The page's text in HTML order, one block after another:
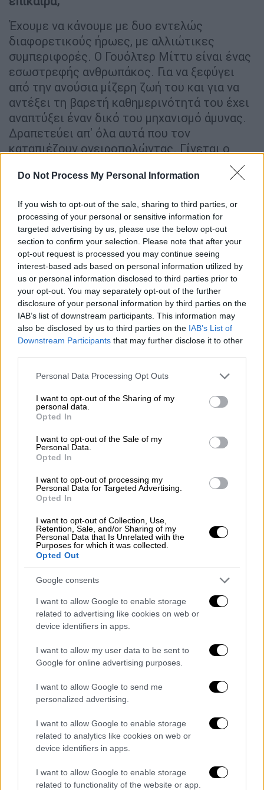
Do Not Process My Personal Information
If you wish to opt-out of the sale, sharing to third parties, or
processing of your personal or sensitive information for
targeted advertising by us, please use the below opt-out
section to confirm your selection. Please note that after your
opt-out request is processed you may continue seeing
interest-based ads based on personal information utilized by
us or personal information disclosed to third parties prior to
your opt-out. You may separately opt-out of the further
disclosure of your personal information by third parties on the
IAB’s list of downstream participants. This information may
also be disclosed by us to third parties on the IAB’s List of
Downstream Participants that may further disclose it to other
Please note that this website/app uses one or more Google
not limited to your visit or usage behaviour. You may click to
grant or deny consent to Google and its third-party tags to
use your data for below specified purposes in below Google
consent section.
Personal Data Processing Opt Outs
I want to opt-out of the Sharing of my
personal data.
Opted In
I want to opt-out of the Sale of my
Personal Data.
Opted In
I want to opt-out of processing my
Personal Data for Targeted Advertising.
Opted In
I want to opt-out of Collection, Use,
Retention, Sale, and/or Sharing of my
Personal Data that Is Unrelated with the
Purposes for which it was collected.
Opted Out
Google consents
I want to allow Google to enable storage
related to advertising like cookies on web or
device identifiers in apps.
I want to allow my user data to be sent to
Google for online advertising purposes.
I want to allow Google to send me
personalized advertising.
I want to allow Google to enable storage
related to analytics like cookies on web or
device identifiers in apps.
I want to allow Google to enable storage
related to functionality of the website or app.
Έχουμε να κάνουμε με δυο εντελώς
διαφορετικούς ήρωες, με αλλιώτικες
συμπεριφορές. Ο Γουόλτερ Μίττυ είναι ένας
εσωστρεφής ανθρωπάκος. Για να ξεφύγει
από την ανούσια μίζερη ζωή του και για να
αντέξει τη βαρετή καθημερινότητά του έχει
αναπτύξει έναν δικό του μηχανισμό άμυνας.
Δραπετεύει απ' όλα αυτά που τον
καταπιέζουν ονειροπολώντας. Γίνεται ο
ήρωας των ονειροπολήσεών του και στις
ονειροπολήσεις του καταφέρνει τα
αναζητάμε τρόπους για να ξεφύγουμε από
την καταπίεση της καθημερινότητας… Ο
Δήμαρχος είναι ένας εξωστρεφής
χαρακτήρας. Ανθρωπάκος κι αυτός που
παραζαλισμένος από την γλύκα της εξουσίας
ξεχνάει ποιο είναι το πραγματικό του
μέγεθος. Θεωρεί τον εαυτό του σπουδαίο
πολιτικάντη ικανότατο στους τακτισμούς με
αποτέλεσμα η πιο λαμπρή ημέρα της
καριέρας του να καταλήξει σε Βατερλό. Όλοι
έχουμε πέσει στην παγίδα να
υπερεκτιμήσουμε το πραγματικό μας
μέγεθος. Και οι δυο ήρωες απεικονίζουν μια
«άλλη καθημερινότητα». Ο Καμπανέλλης
διεισδύει στην ουσία της ανθρώπινης
φύσης.
Πώς είναι η εμπειρία της συνεργασίας με
την Κατερίνα Πολυχρονοπούλου και τι ήταν
αυτό που σας κέντρισε το ενδιαφέρον στη
Με την Κατερίνα Πολυχρονοπούλου
ταιριάξαμε από τη πρώτη στιγμή.
Καλλιτεχνικά συμφωνούμε, βλέπουμε το
θέατρο με την ίδια ματιά. Υπήρξε λοιπόν μια
καλλιτεχνική συμφωνία κι ένας αμοιβαίος
σεβασμός και από τις δύο μεριές. Η
συνεργασία μας κύλησε πολύ ομαλά και
γόνιμα. Η Κατερίνα δεν αρέσκεται σε
σκηνοθετικούς εντυπωσιασμούς κι αυτό
μεγάλη προσοχή στο κείμενο – λόγο, ένα
στοιχείο του θεάτρου που μου αρέσει πολύ.
Ο λόγος κακά τα ψέματα πρωταγωνιστεί
στην παράστασή μας.